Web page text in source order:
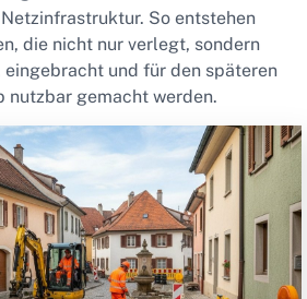
So entstehen
die nicht nur verlegt, sondern
und für den späteren
nutzbar gemacht werden.